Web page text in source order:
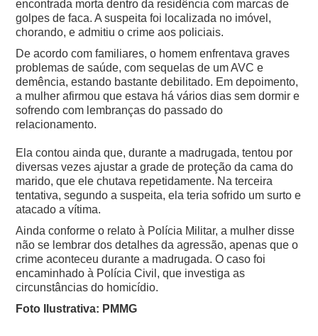
encontrada morta dentro da residência com marcas de
golpes de faca. A suspeita foi localizada no imóvel,
chorando, e admitiu o crime aos policiais.
De acordo com familiares, o homem enfrentava graves
problemas de saúde, com sequelas de um AVC e
demência, estando bastante debilitado. Em depoimento,
a mulher afirmou que estava há vários dias sem dormir e
sofrendo com lembranças do passado do
relacionamento.
Ela contou ainda que, durante a madrugada, tentou por
diversas vezes ajustar a grade de proteção da cama do
marido, que ele chutava repetidamente. Na terceira
tentativa, segundo a suspeita, ela teria sofrido um surto e
atacado a vítima.
Ainda conforme o relato à Polícia Militar, a mulher disse
não se lembrar dos detalhes da agressão, apenas que o
crime aconteceu durante a madrugada.O caso foi
encaminhado à Polícia Civil, que investiga as
circunstâncias do homicídio.
Foto Ilustrativa: PMMG